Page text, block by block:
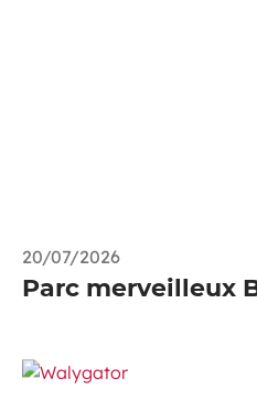
20/07/2026
Parc merveilleux